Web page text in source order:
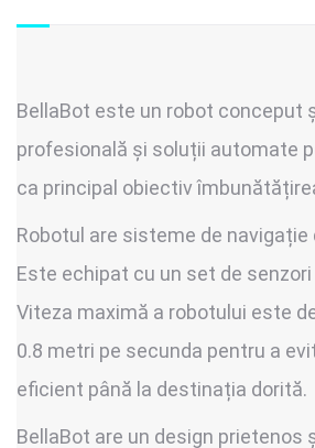
BellaBot este un robot conceput
profesională și soluții automate
ca principal obiectiv
Robotul are sisteme de
Este echipat cu un set de
Viteza maximă a robotului este
0.8 metri pe secunda pentru a
eficient până la destinația dorită.
BellaBot are un design